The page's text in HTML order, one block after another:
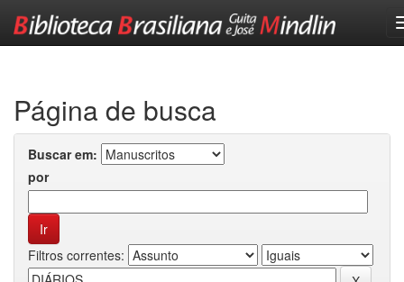
Página de busca
Buscar em:
por
Filtros correntes: